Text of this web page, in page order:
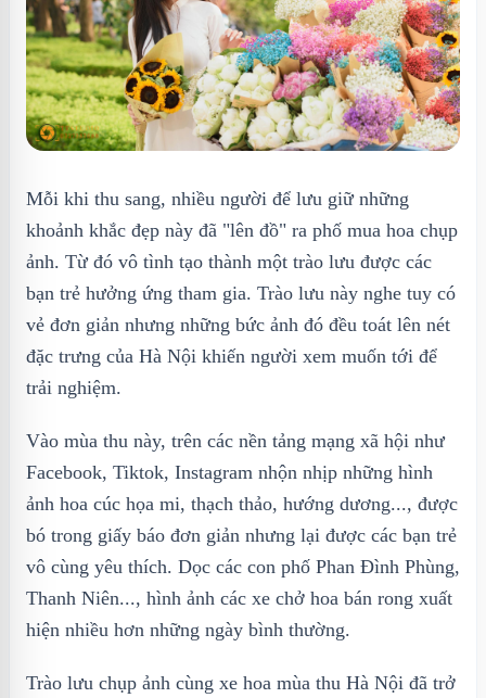
Mỗi khi thu sang, nhiều người để lưu giữ những
khoảnh khắc đẹp này đã "lên đồ" ra phố mua hoa chụp
ảnh. Từ đó vô tình tạo thành một trào lưu được các
bạn trẻ hưởng ứng tham gia. Trào lưu này nghe tuy có
vẻ đơn giản nhưng những bức ảnh đó đều toát lên nét
đặc trưng của Hà Nội khiến người xem muốn tới để
trải nghiệm.
Vào mùa thu này, trên các nền tảng mạng xã hội như
Facebook, Tiktok, Instagram nhộn nhịp những hình
ảnh hoa cúc họa mi, thạch thảo, hướng dương..., được
bó trong giấy báo đơn giản nhưng lại được các bạn trẻ
vô cùng yêu thích. Dọc các con phố Phan Đình Phùng,
Thanh Niên..., hình ảnh các xe chở hoa bán rong xuất
hiện nhiều hơn những ngày bình thường.
Trào lưu chụp ảnh cùng xe hoa mùa thu Hà Nội đã trở